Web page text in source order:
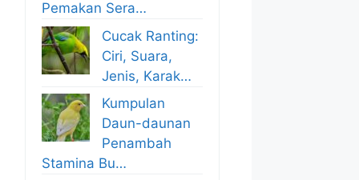
Pemakan Sera…
Cucak Ranting:
Ciri, Suara,
Jenis, Karak…
Kumpulan
Daun-daunan
Penambah
Stamina Bu…